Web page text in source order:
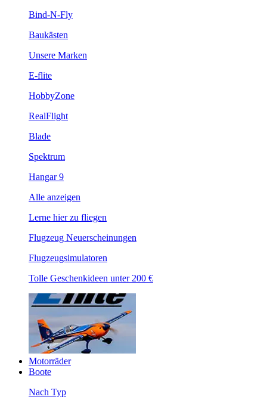
Bind-N-Fly
Baukästen
Unsere Marken
E-flite
HobbyZone
RealFlight
Blade
Spektrum
Hangar 9
Alle anzeigen
Lerne hier zu fliegen
Flugzeug Neuerscheinungen
Flugzeugsimulatoren
Tolle Geschenkideen unter 200 €
Motorräder
Boote
Nach Typ